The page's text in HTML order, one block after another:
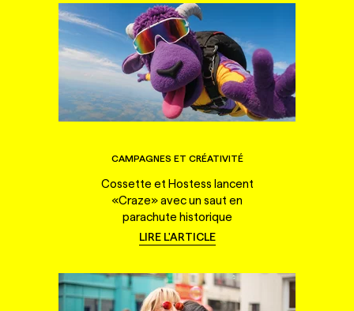
CAMPAGNES ET CRÉATIVITÉ
Cossette et Hostess lancent
«Craze» avec un saut en
parachute historique
LIRE L'ARTICLE